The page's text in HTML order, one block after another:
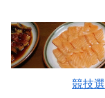
競技